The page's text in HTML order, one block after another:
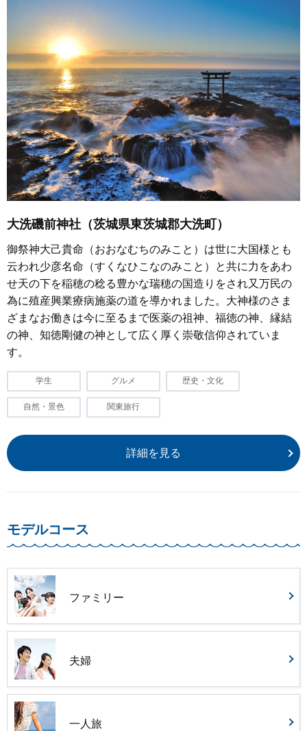
大洗磯前神社（茨城県東茨城郡大洗町）
御祭神大己貴命（おおなむちのみこと）は世に大国様とも
云われ少彦名命（すくなひこなのみこと）と共に力をあわ
せ天の下を稲穂の稔る豊かな瑞穂の国造りをされ又万民の
為に殖産興業療病施薬の道を導かれました。大神様のさま
ざまなお働きは今に至るまで医薬の祖神、福徳の神、縁結
の神、知徳剛健の神として広く厚く崇敬信仰されていま
す。
学生 グルメ 歴史・文化
自然・景色 関東旅行
詳細を見る
モデルコース
ファミリー
夫婦
一人旅